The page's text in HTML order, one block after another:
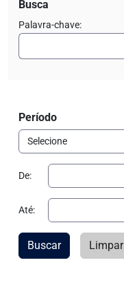
Busca
Palavra-chave:
Período
De:
Até:
Buscar Limpar